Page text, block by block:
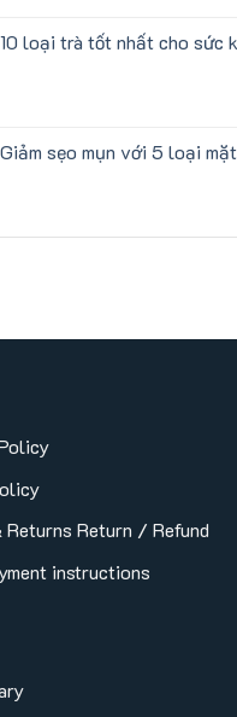
10 loại trà tốt nhất cho sức
Giảm sẹo mụn với 5 loại
Returns Return / Refund
instructions